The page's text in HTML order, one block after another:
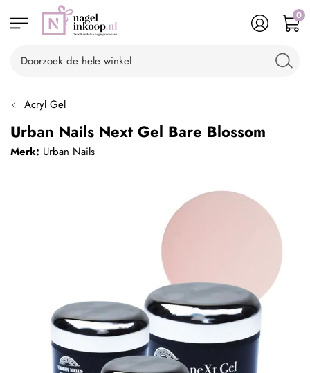
0
Acryl Gel
Urban Nails Next Gel Bare Blossom
Merk: Urban Nails